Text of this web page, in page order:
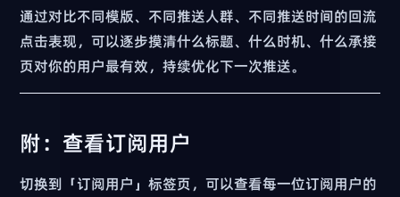
通过对比不同模版、不同推送人群、不同推送时间的回流
点击表现，可以逐步摸清什么标题、什么时机、什么承接
页对你的用户最有效，持续优化下一次推送。
附：查看订阅用户
切换到「订阅用户」标签页，可以查看每一位订阅用户的